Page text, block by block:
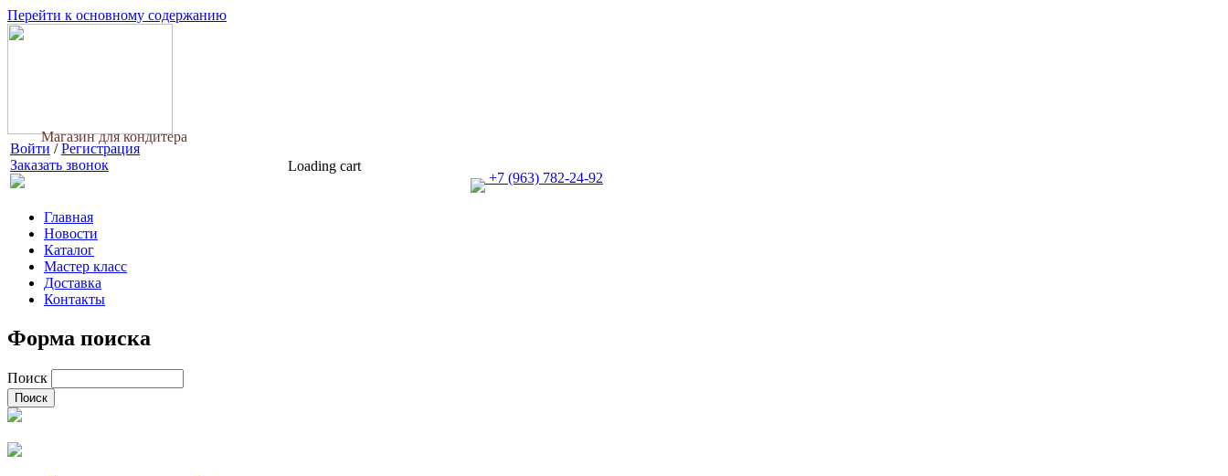
Перейти к основному содержанию
Магазин для кондитера
Войти /Регистрация
Заказать звонок
Loading cart
+7 (963) 782-24-92
Главная
Новости
Каталог
Мастер класс
Доставка
Контакты
Форма поиска
Поиск